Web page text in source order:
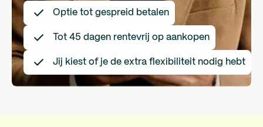
Optie tot gespreid betalen
Tot 45 dagen rentevrij op aankopen
Jij kiest of je de extra flexibiliteit nodig hebt